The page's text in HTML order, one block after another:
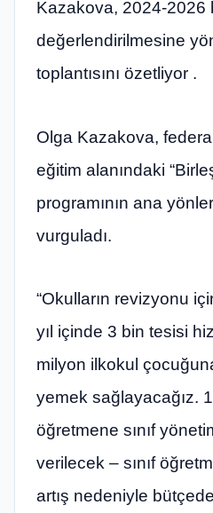
Kazakova, 2024-2026
değerlendirilmesine
toplantısını özetliyor .
Olga Kazakova,
eğitim alanındaki
programının ana
vurguladı.
“Okulların revizyonu
yıl içinde 3 bin tesisi
milyon ilkokul
yemek sağlayacağız.
öğretmene sınıf
verilecek – sınıf
artış nedeniyle